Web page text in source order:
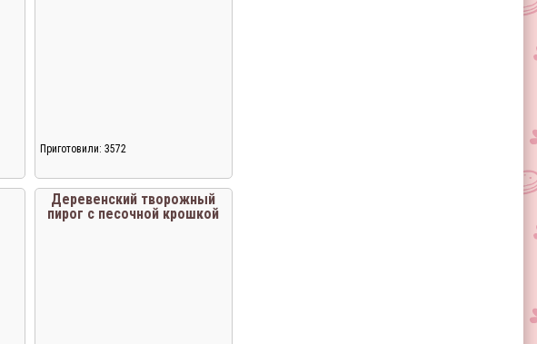
Приготовили: 3572
Деревенский творожный
пирог с песочной крошкой